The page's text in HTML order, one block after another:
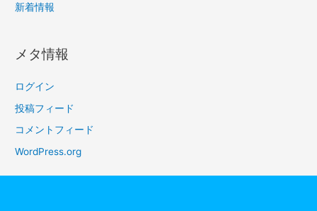
新着情報
メタ情報
ログイン
投稿フィード
コメントフィード
WordPress.org